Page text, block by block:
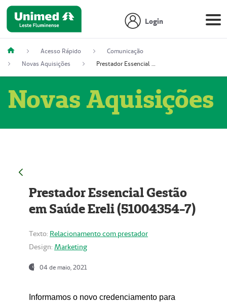
Login
Acesso Rápido
Comunicação
Novas Aquisições
Prestador Essencial Gestão em Saúde Ereli (51004354-7)
Novas Aquisições
Prestador Essencial Gestão
em Saúde Ereli (51004354-7)
Texto: Relacionamento com prestador
Design: Marketing
04 de maio, 2021
Informamos o novo credenciamento para